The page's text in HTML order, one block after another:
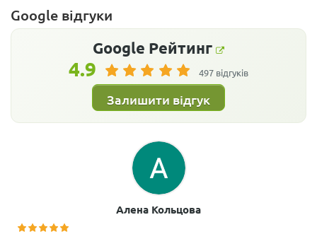
Google відгуки
Google Рейтинг
4.9 497 відгуків
Залишити відгук
Алена Кольцова